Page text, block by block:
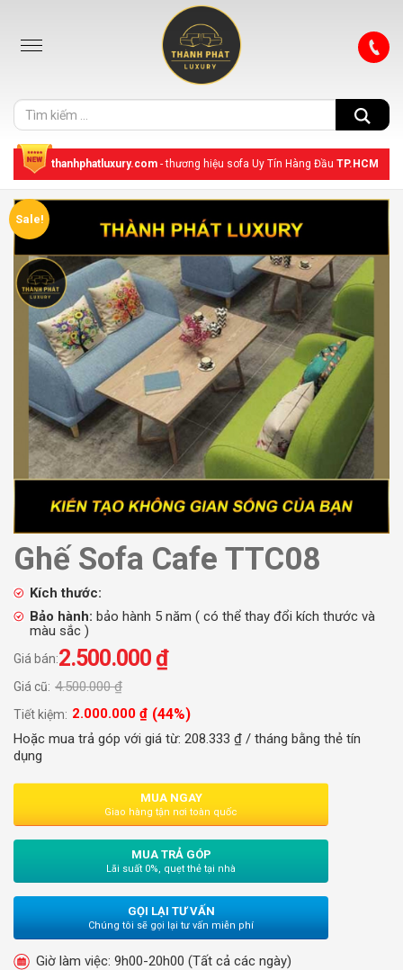
thanhphatluxury.com - thương hiệu sofa Uy Tín Hàng Đầu TP.HCM
Sale!
Ghế Sofa Cafe TTC08
Kích thước:
Bảo hành: bảo hành 5 năm ( có thể thay đổi kích thước và
màu sắc )
Giá bán:2.500.000₫
Giá cũ: 4.500.000₫
Tiết kiệm: 2.000.000 ₫ (44%)
Hoặc mua trả góp với giá từ: 208.333 ₫ / tháng bằng thẻ tín
dụng
MUA NGAY
Giao hàng tận nơi toàn quốc
MUA TRẢ GÓP
Lãi suất 0%, quẹt thẻ tại nhà
GỌI LẠI TƯ VẤN
Chúng tôi sẽ gọi lại tư vấn miễn phí
Giờ làm việc: 9h00-20h00 (Tất cả các ngày)